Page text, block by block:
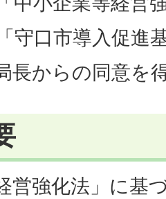
守口市導入促進
長からの同意を
営強化法」に基